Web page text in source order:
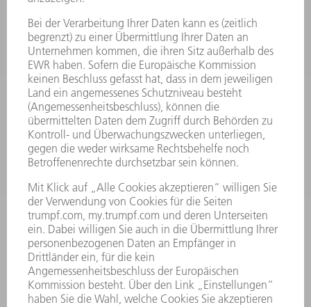
LASER
LEISTUNGSELEKTRONIK
ELEKTROWERKZEUGE
SMART FACTORY
SOFTWARE
SERVICES
ANWENDUNGEN
BRANCHEN
UNTERNEHMEN
KARRIERE
STELLENANGEBOTE
VORSTAND
GESCHÄFTSBERICHT
UNTERNEHMENSGRUNDSÄTZE
COMPLIANCE
HINWEISGEBERSYSTEM
SECURITY
PRESSEMITTEILUNGEN
MAGAZINE
LIEFERANTEN